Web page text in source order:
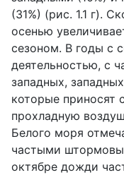
(31%) (рис. 1.1 г).
осенью
сезоном. В годы с
деятельностью, с
западных,
которые приносят
прохладную
Белого моря
частыми
октябре дожди